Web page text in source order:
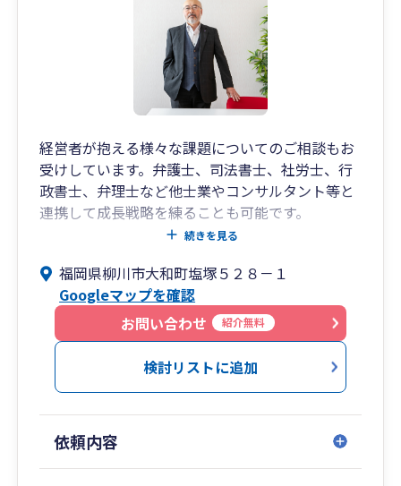
経営者が抱える様々な課題についてのご相談もお
受けしています。弁護士、司法書士、社労士、行
政書士、弁理士など他士業やコンサルタント等と
連携して成長戦略を練ることも可能です。
WEB会議などのリモート等、お客様のご都合に合
わせて柔軟に対応しています。
続きを見る
福岡県柳川市大和町塩塚５２８－１
Googleマップを確認
お問い合わせ
紹介無料
検討リストに追加
依頼内容